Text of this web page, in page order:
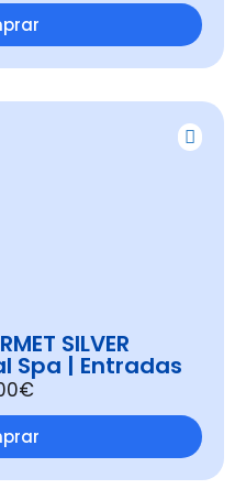
SILVER
Spa | Entradas